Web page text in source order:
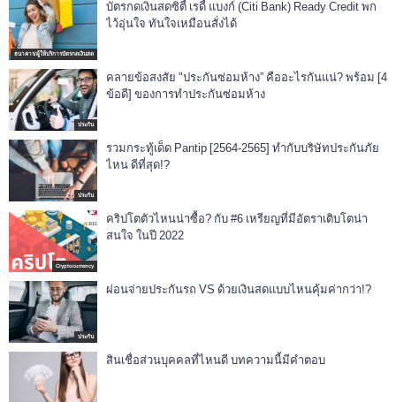
ธนาคาร/ผู้ให้บริการบัตรกดเงินสด
บัตรกดเงินสดซิตี้ เรดี้ แบงก์ (Citi Bank) Ready Credit พก
ไว้อุ่นใจ ทันใจเหมือนสั่งได้
ประกัน
คลายข้อสงสัย "ประกันซ่อมห้าง” คืออะไรกันแน่? พร้อม [4
ข้อดี] ของการทำประกันซ่อมห้าง
ประกัน
รวมกระทู้เด็ด Pantip [2564-2565] ทำกับบริษัทประกันภัย
ไหน ดีที่สุด!?
Cryptocurrency
คริปโตตัวไหนน่าซื้อ? กับ #6 เหรียญที่มีอัตราเติบโตน่า
สนใจ ในปี 2022
ประกัน
ผ่อนจ่ายประกันรถ VS ด้วยเงินสดแบบไหนคุ้มค่ากว่า!?
สินเชื่อส่วนบุคคลที่ไหนดี บทความนี้มีคำตอบ